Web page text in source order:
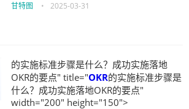
甘特图 • 2025-03-31
的实施标准步骤是什么？成功实施落地
OKR的要点" title="OKR的实施标准步骤是
什么？成功实施落地OKR的要点"
width="200" height="150">